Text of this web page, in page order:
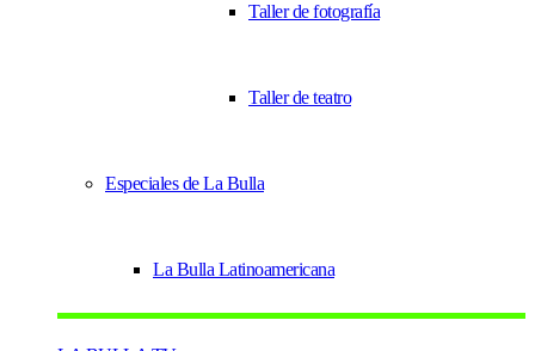
Taller de fotografía
Taller de teatro
Especiales de La Bulla
La Bulla Latinoamericana